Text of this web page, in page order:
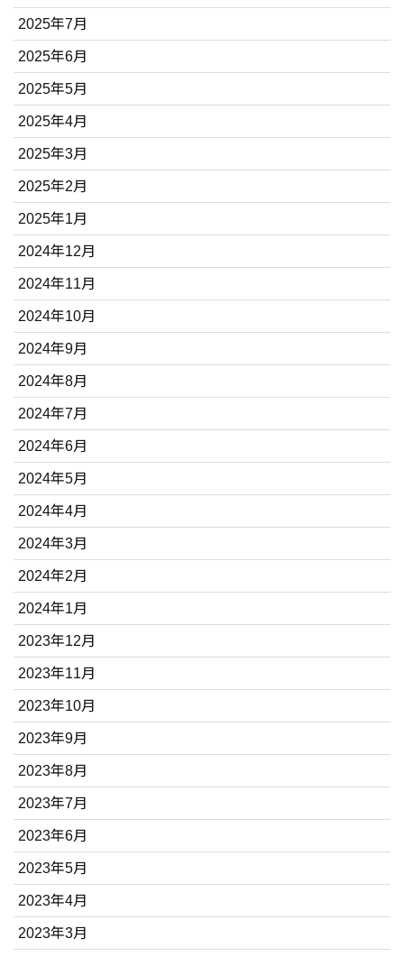
2025年7月
2025年6月
2025年5月
2025年4月
2025年3月
2025年2月
2025年1月
2024年12月
2024年11月
2024年10月
2024年9月
2024年8月
2024年7月
2024年6月
2024年5月
2024年4月
2024年3月
2024年2月
2024年1月
2023年12月
2023年11月
2023年10月
2023年9月
2023年8月
2023年7月
2023年6月
2023年5月
2023年4月
2023年3月